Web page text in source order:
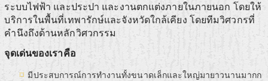
ระบบไฟฟ้า และประปา และงานตกแต่งภายในภายนอก โดยให้
บริการในพื้นที่เทพารักษ์และจังหวัดใกล้เคียง โดยทีมวิศวกรที่
คำนึงถึงด้านหลักวิศวกรรม
จุดเด่นของเราคือ
มีประสบการณ์การทำงานทั้งขนาดเล็กและใหญ่มายาวนานมากก